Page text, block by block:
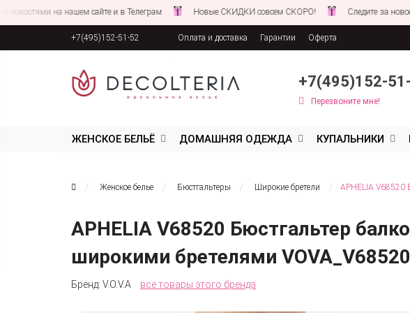
на нашем сайте и в Телеграм Новые СКИДКИ совсем СКОРО! Следите за новостями на
+7(495)152-51-52 Оплата и доставка Гарантии Оферта
+7(495)152-
Перезвоните мне!
ЖЕНСКОЕ БЕЛЬЁ ДОМАШНЯЯ ОДЕЖДА КУПАЛЬНИКИ
Женское белье Бюстгальтеры Широкие бретели APHELIA V68520
APHELIA V68520 Бюстгальтер
широкими бретелями
Бренд: V.O.V.A все товары этого бренда